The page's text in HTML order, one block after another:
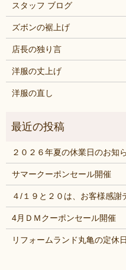
スタッフ ブログ
ズボンの裾上げ
店長の独り言
洋服の丈上げ
洋服の直し
２０２６年夏の休業日のお知
サマークーポンセール開催
４/１９と２０は、お客様感謝
4月ＤＭクーポンセール開催
リフォームランド丸亀の定休